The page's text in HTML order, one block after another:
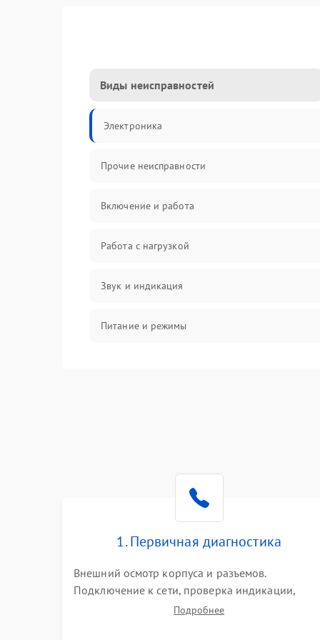
Виды неисправностей
Электроника
Прочие неисправности
Включение и работа
Работа с нагрузкой
Звук и индикация
Питание и режимы
1. Первичная диагностика
Внешний осмотр корпуса и разъемов.
Подключение к сети, проверка индикации,
звуковых сигналов и кодов ошибок. Измерение
Подробнее